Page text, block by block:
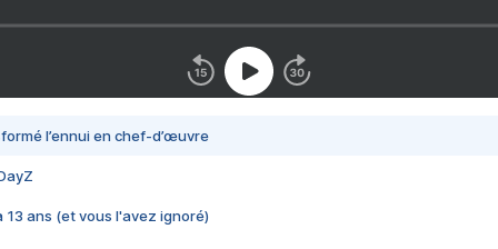
l’ennui en chef-d’œuvre
13 ans (et vous l'avez ignoré)